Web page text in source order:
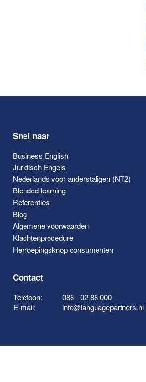
Snel naar
Business English
Juridisch Engels
Nederlands voor anderstaligen (NT2)
Blended learning
Referenties
Blog
Algemene voorwaarden
Klachtenprocedure
Herroepingsknop consumenten
Contact
Telefoon:
088 - 02 88 000
E-mail:
info@languagepartners.nl